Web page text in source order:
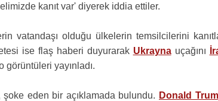
kanıt var' diyerek iddia ettiler.
vatandaşı olduğu ülkelerin temsilcilerini
ise flaş haberi duyurarak Ukraynauçağını
görüntüleri yayınladı.
şoke eden bir açıklamada bulundu. Donald